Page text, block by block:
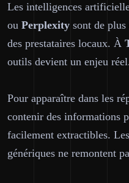
Les intelligences
ou Perplexity sont de
des prestataires locaux. À
outils devient un enjeu
Pour apparaître dans les
contenir des informations
facilement extractibles.
génériques ne remontent